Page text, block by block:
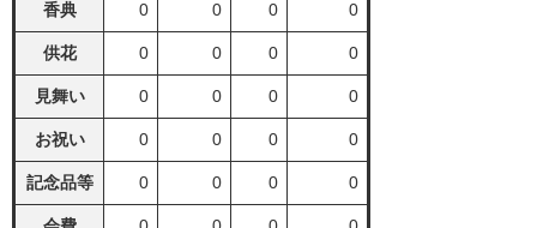
香典 0 0 0 0
供花 0 0 0 0
見舞い 0 0 0 0
お祝い 0 0 0 0
記念品等 0 0 0 0